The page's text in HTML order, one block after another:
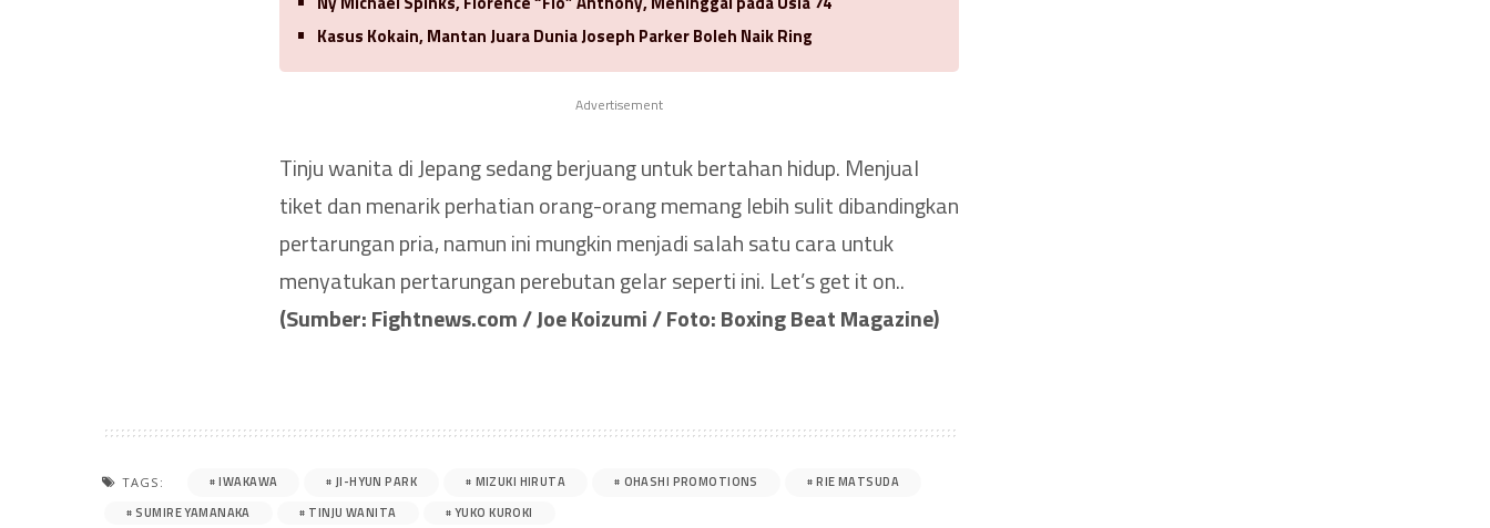
Kasus Kokain, Mantan Juara Dunia Joseph Parker Boleh Naik Ring
Advertisement
Tinju wanita di Jepang sedang berjuang untuk bertahan hidup. Menjual
tiket dan menarik perhatian orang-orang memang lebih sulit dibandingkan
pertarungan pria, namun ini mungkin menjadi salah satu cara untuk
menyatukan pertarungan perebutan gelar seperti ini. Let’s get it on..
(Sumber: Fightnews.com / Joe Koizumi / Foto: Boxing Beat Magazine)
TAGS: IWAKAWA JI-HYUN PARK MIZUKI HIRUTA OHASHI PROMOTIONS
RIE MATSUDA
SUMIRE YAMANAKA
TINJU WANITA YUKO KUROKI